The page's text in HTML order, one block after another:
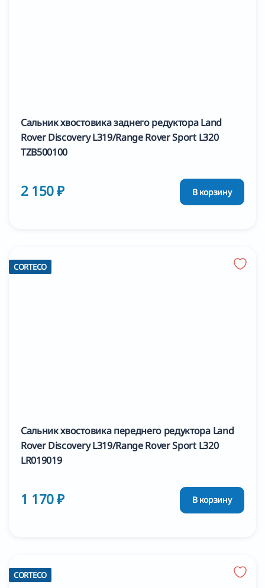
Сальник хвостовика заднего редуктора Land
Rover Discovery L319/Range Rover Sport L320
TZB500100
2 150 ₽ В корзину
CORTECO
Сальник хвостовика переднего редуктора Land
Rover Discovery L319/Range Rover Sport L320
LR019019
1 170 ₽ В корзину
CORTECO